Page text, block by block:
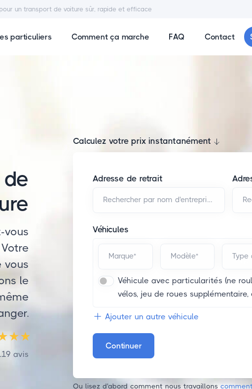
un transport de voiture sûr, rapide et efficace
particuliers Comment ça marche FAQ Contact
vous
vous
le
avis
Calculez votre prix instantanément
Adresse de retrait
Rechercher par nom d'entreprise et/ou adresse*
Véhicules
Marque* Modèle* Type
Véhicule avec particularités (ne
vélos, jeu de roues supplémentaire,
Ajouter un autre véhicule
Continuer
Ou lisez d'abord comment nous travaillons